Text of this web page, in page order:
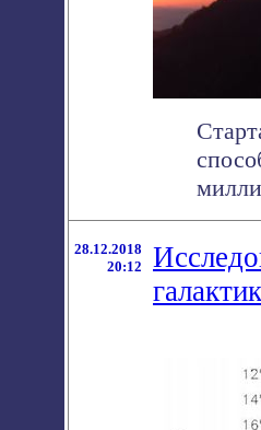
28.12.2018
20:12